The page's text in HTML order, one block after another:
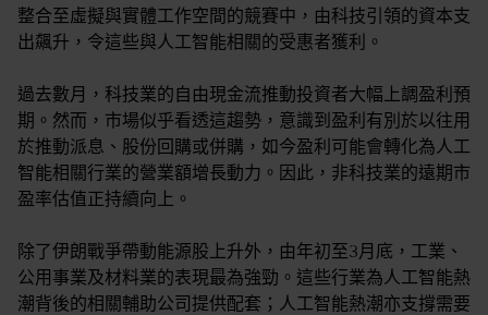
整合至虛擬與實體工作空間的競賽中，由科技引領的資本支
出飆升，令這些與人工智能相關的受惠者獲利。
過去數月，科技業的自由現金流推動投資者大幅上調盈利預
期。然而，市場似乎看透這趨勢，意識到盈利有別於以往用
於推動派息、股份回購或併購，如今盈利可能會轉化為人工
智能相關行業的營業額增長動力。因此，非科技業的遠期市
盈率估值正持續向上。
除了伊朗戰爭帶動能源股上升外，由年初至3月底，工業、
公用事業及材料業的表現最為強勁。這些行業為人工智能熱
潮背後的相關輔助公司提供配套；人工智能熱潮亦支撐需要